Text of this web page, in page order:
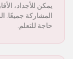
يمكن للأجداد،
المشاركة جميعًا.
حاجة للتعلم.